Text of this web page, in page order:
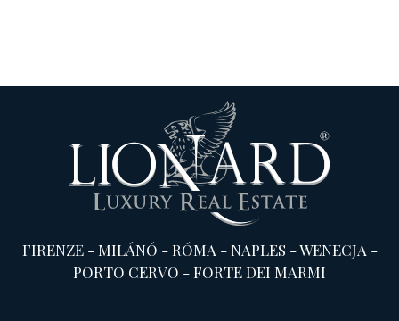
FIRENZE-MILÁNÓ -RÓMA -NAPLES -WENECJA -
PORTO CERVO -FORTE DEI MARMI